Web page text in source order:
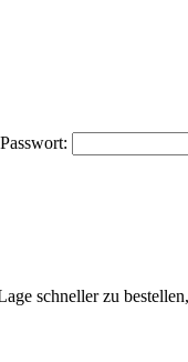
Passwort:
schneller zu